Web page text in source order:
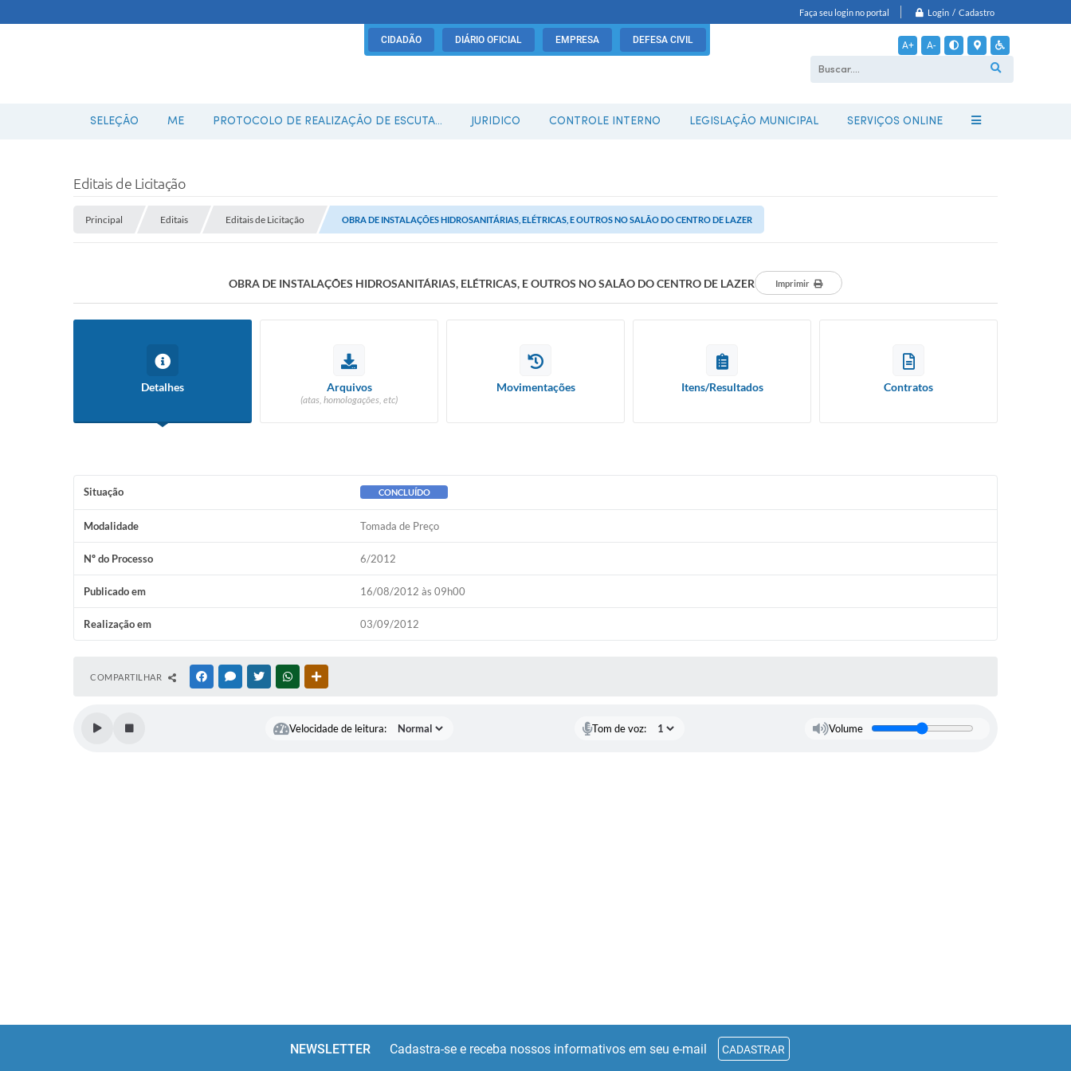
Faça seu login no portal Login / Cadastro
CIDADÃO DIÁRIO OFICIAL EMPRESA DEFESA CIVIL A+ A-
SELEÇÃO ME PROTOCOLO DE REALIZAÇÃO DE ESCUTA... JURIDICO CONTROLE INTERNO LEGISLAÇÃO MUNICIPAL SERVIÇOS ONLINE
Editais de Licitação
Principal Editais Editais de Licitação OBRA DE INSTALAÇÕES HIDROSANITÁRIAS, ELÉTRICAS, E OUTROS NO SALÃO DO CENTRO DE LAZER
OBRA DE INSTALAÇÕES HIDROSANITÁRIAS, ELÉTRICAS, E OUTROS NO SALÃO DO CENTRO DE LAZER Imprimir
Detalhes Arquivos
(atas, homologações, etc)
Movimentações Itens/Resultados Contratos
Situação CONCLUÍDO
Modalidade Tomada de Preço
Nº do Processo 6/2012
Publicado em 16/08/2012 às 09h00
Realização em 03/09/2012
COMPARTILHAR FACEBOOKMESSENGER
TWITTERWHATSAPP
Velocidade de leitura: Tom de voz: Volume
NEWSLETTER Cadastra-se e receba nossos informativos em seu e-mail CADASTRAR